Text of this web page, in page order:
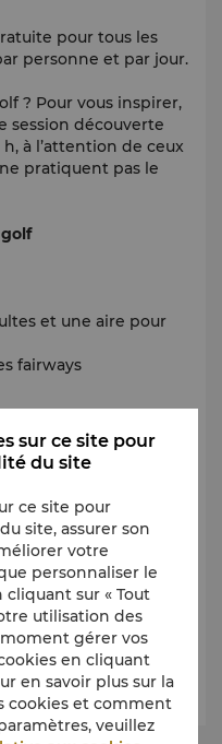
pour tous les
personne et par jour.
? Pour vous inspirer,
session découverte
à l’attention de ceux
pratiquent pas le
et une aire pour
fairways
del’Anahita Golf
du programme de
spéciaux, période
être indisponible pour
sur ce site pour
du site
ce site pour
site, assurer son
votre
personnaliser le
sur « Tout
utilisation des
gérer vos
en cliquant
en savoir plus sur la
cookies et comment
veuillez